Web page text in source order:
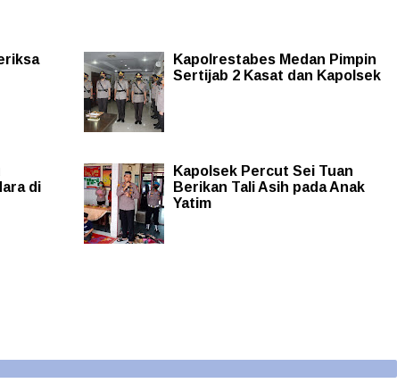
Kapolrestabes Medan Pimpin
Sertijab 2 Kasat dan Kapolsek
di
Kapolsek Percut Sei Tuan
Berikan Tali Asih pada Anak
Yatim